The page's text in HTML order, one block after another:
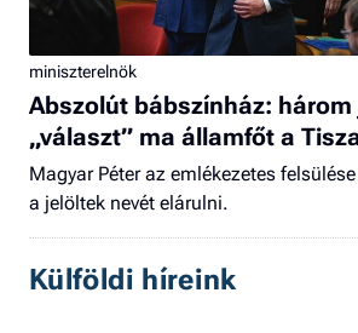
miniszterelnök
Abszolút bábszínház:
„választ” ma államfőt a
Magyar Péter az emlékezetes
a jelöltek nevét elárulni.
Külföldi híreink